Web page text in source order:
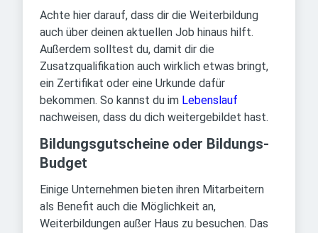
Achte hier darauf, dass dir die Weiterbildung
auch über deinen aktuellen Job hinaus hilft.
Außerdem solltest du, damit dir die
Zusatzqualifikation auch wirklich etwas bringt,
ein Zertifikat oder eine Urkunde dafür
bekommen. So kannst du im Lebenslauf
nachweisen, dass du dich weitergebildet hast.
Bildungsgutscheine oder Bildungs-
Budget
Einige Unternehmen bieten ihren Mitarbeitern
als Benefit auch die Möglichkeit an,
Weiterbildungen außer Haus zu besuchen. Das